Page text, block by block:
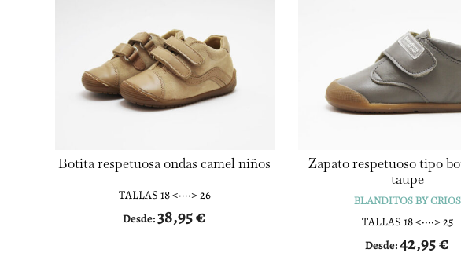
Botita respetuosa ondas camel niños
TALLAS 18 <····> 26
Desde:38,95€
Zapato respetuoso tipo
taupe
BLANDITOS BY CRIOS
TALLAS 18 <····> 25
Desde:42,95€